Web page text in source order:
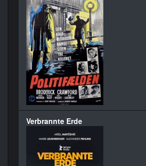
Verbrannte Erde